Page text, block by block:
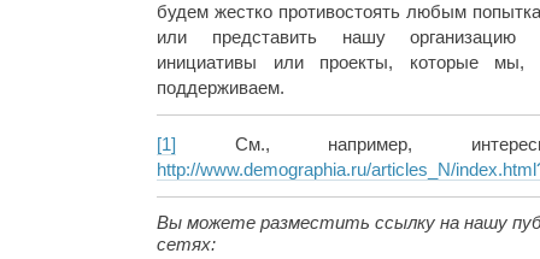
будем жестко противостоять любым
или представить нашу организацию
инициативы или проекты, которые мы,
поддерживаем.
[1] См., например,
http://www.demographia.ru/articles_N/
Вы можете разместить ссылку на нашу
сетях: